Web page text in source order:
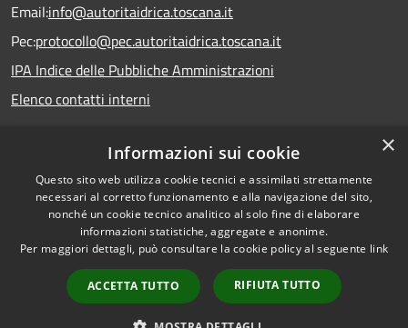
Email:info@autoritaidrica.toscana.it
Pec:protocollo@pec.autoritaidrica.toscana.it
IPA Indice delle Pubbliche Amministrazioni
Elenco contatti interni
Dichiarazione accessibilità
Accessibilità
Copyright © 2026 • Autorità
Idrica Toscana • Powered by
Municipium•
Accesso
redazione
×
Informazioni sui cookie
Questo sito web utilizza cookie tecnici e assimilati strettamente
necessari al corretto funzionamento e alla navigazione del sito,
nonché un cookie tecnico analitico al solo fine di elaborare
informazioni statistiche, aggregate e anonime.
Per maggiori dettagli, può consultare la cookie policy al seguente link
ACCETTA TUTTO RIFIUTA TUTTO